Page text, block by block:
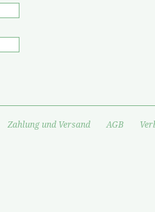
Zahlung und Versand AGB